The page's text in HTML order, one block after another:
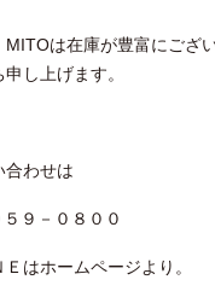
MITOは在庫が豊富にござ
し上げます。
合わせは
９－０８００
はホームページより。